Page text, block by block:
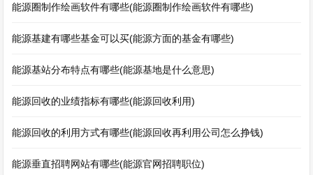
能源圈制作绘画软件有哪些(能源圈制作绘画软件有哪些)
能源基建有哪些基金可以买(能源方面的基金有哪些)
能源基站分布特点有哪些(能源基地是什么意思)
能源回收的业绩指标有哪些(能源回收利用)
能源回收的利用方式有哪些(能源回收再利用公司怎么挣钱)
能源垂直招聘网站有哪些(能源官网招聘职位)